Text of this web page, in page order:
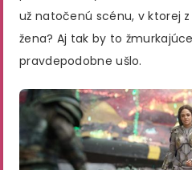
už natočenú scénu, v ktorej
žena? Aj tak by to
pravdepodobne ušlo.